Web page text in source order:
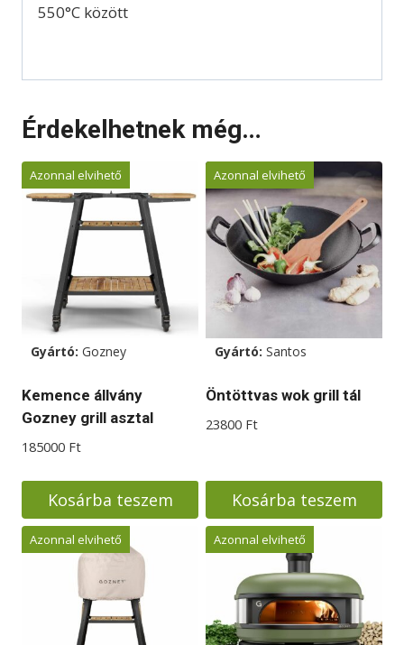
550°C között
Érdekelhetnek még…
Azonnal elvihető
Gyártó: Gozney
Kemence állvány
Gozney grill asztal
185000 Ft
Kosárba teszem
Azonnal elvihető
Gyártó: Santos
Öntöttvas wok grill tál
23800 Ft
Kosárba teszem
Azonnal elvihető Azonnal elvihető